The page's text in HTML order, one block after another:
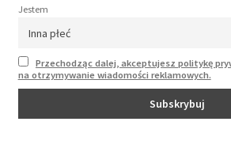
Jestem
Przechodząc dalej, akceptujesz politykę
na otrzymywanie wiadomości reklamowych.